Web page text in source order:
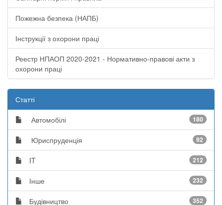
Пожежна безпека (НАПБ)
Інструкції з охорони праці
Реестр НПАОП 2020-2021 - Нормативно-правові акти з
охорони праці
Статті
Автомобілі 180
Юриспруденція 92
IT 212
Інше 232
Будівництво 352